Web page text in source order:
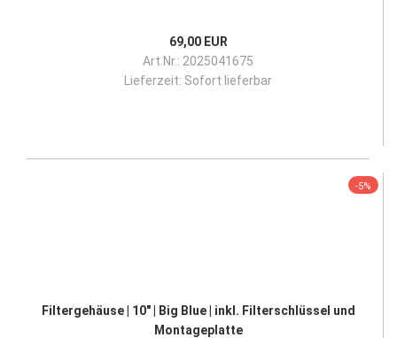
69,00 EUR
Art.Nr.: 2025041675
Lieferzeit: Sofort lieferbar
-5%
Filtergehäuse | 10" | Big Blue | inkl. Filterschlüssel und
Montageplatte